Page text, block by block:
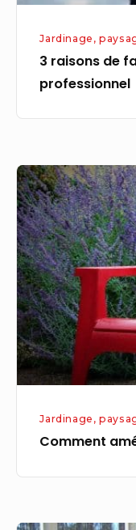
Jardinage,
3 raisons de
professionnel
Comment
aménager
votre
jardin
?
Jardinage,
Comment